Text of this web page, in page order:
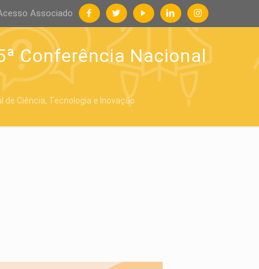
Associado
Conferência Nacional
Ciência, Tecnologia e Inovação